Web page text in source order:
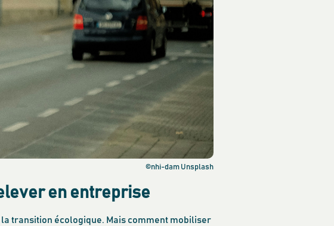
©nhi-dam Unsplash
en entreprise
transition écologique. Mais comment mobiliser